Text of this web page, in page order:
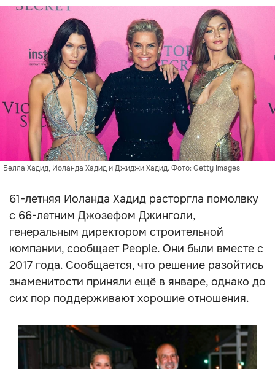
Белла Хадид, Иоланда Хадид и Джиджи Хадид. Фото: Getty Images
61-летняя Иоланда Хадид расторгла помолвку
с 66-летним Джозефом Джинголи,
генеральным директором строительной
компании, сообщает People. Они были вместе с
2017 года. Сообщается, что решение разойтись
знаменитости приняли ещё в январе, однако до
сих пор поддерживают хорошие отношения.